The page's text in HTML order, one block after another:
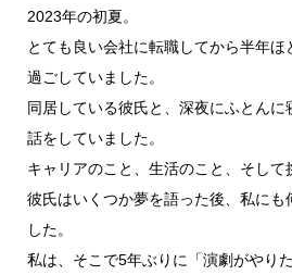
2023年の初夏。
とても良い会社に転職してから半年
過ごしていました。
同居している彼氏と、深夜にふとん
話をしていました。
キャリアのこと、生活のこと、そし
彼氏はいくつか夢を語った後、私にも
した。
私は、そこで5年ぶりに「演劇がやり